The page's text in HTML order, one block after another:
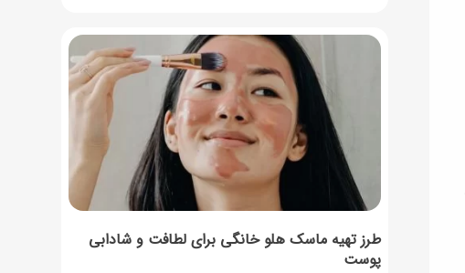
طرز تهیه ماسک هلو خانگی برای لطافت و شادابی
پوست